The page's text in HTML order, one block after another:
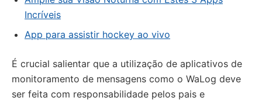
Incríveis
App para assistir hockey ao vivo
É crucial salientar que a utilização de aplicativos de
monitoramento de mensagens como o WaLog deve
ser feita com responsabilidade pelos pais e